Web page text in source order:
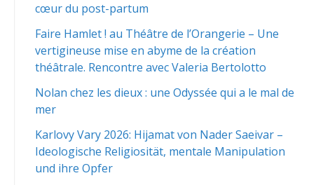
cœur du post-partum
Faire Hamlet ! au Théâtre de l’Orangerie – Une
vertigineuse mise en abyme de la création
théâtrale. Rencontre avec Valeria Bertolotto
Nolan chez les dieux : une Odyssée qui a le mal de
mer
Karlovy Vary 2026: Hijamat von Nader Saeivar​​ –
Ideologische Religiosität, mentale Manipulation
und ihre Opfer